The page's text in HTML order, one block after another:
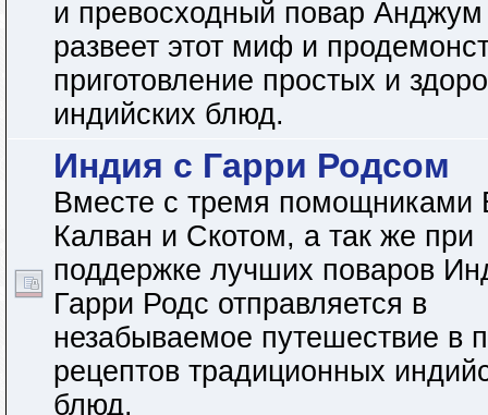
и превосходный повар
развеет этот миф и
приготовление простых и
индийских блюд.
Индия с Гарри Родсом
Вместе с тремя помощниками
Калван и Скотом, а так же при
поддержке лучших поваров
Гарри Родс отправляется в
незабываемое путешествие в
рецептов традиционных
блюд.